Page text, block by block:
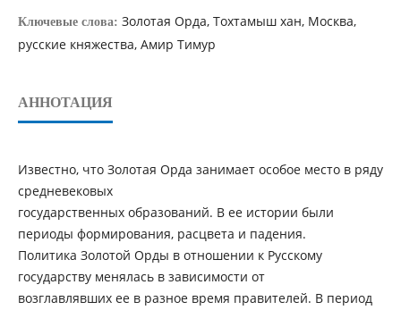
Ключевые слова: Золотая Орда, Тохтамыш хан, Москва,
русские княжества, Амир Тимур
АННОТАЦИЯ
Известно, что Золотая Орда занимает особое место в ряду
средневековых
государственных образований. В ее истории были
периоды формирования, расцвета и падения.
Политика Золотой Орды в отношении к Русскому
государству менялась в зависимости от
возглавлявших ее в разное время правителей. В период